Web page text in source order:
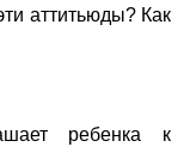
аттитьюды? Как
ребенка к